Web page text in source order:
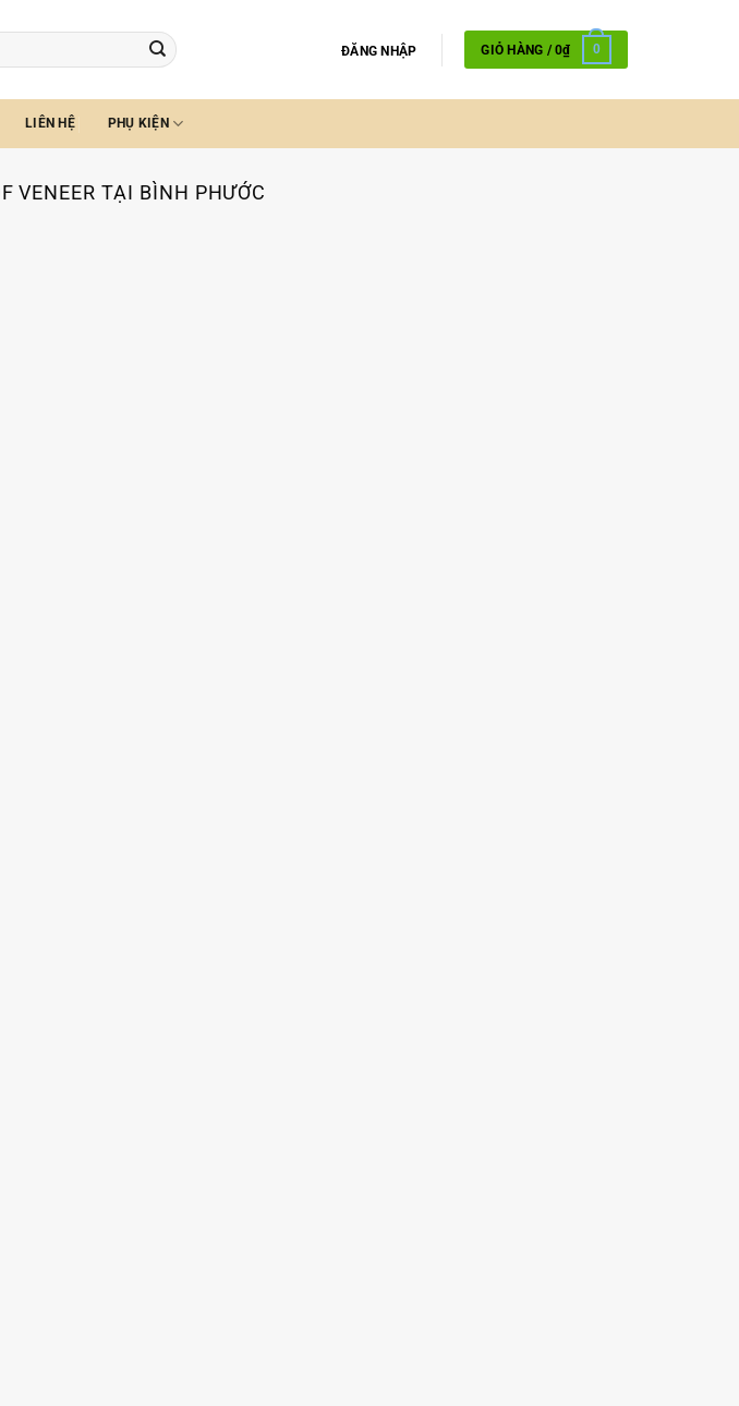
ĐĂNG NHẬP GIỎ HÀNG /0₫ 0
LIÊN HỆ PHỤ KIỆN
VENEER TẠI BÌNH PHƯỚC